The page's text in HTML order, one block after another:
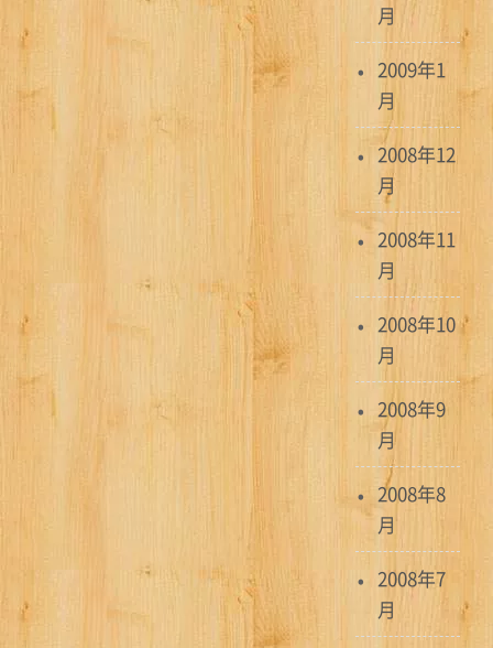
月
2009年1
月
2008年12
月
2008年11
月
2008年10
月
2008年9
月
2008年8
月
2008年7
月